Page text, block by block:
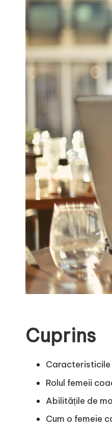
Cuprins
Caracteristicile
Rolul femeii
Abilitățile de
Cum o femeie